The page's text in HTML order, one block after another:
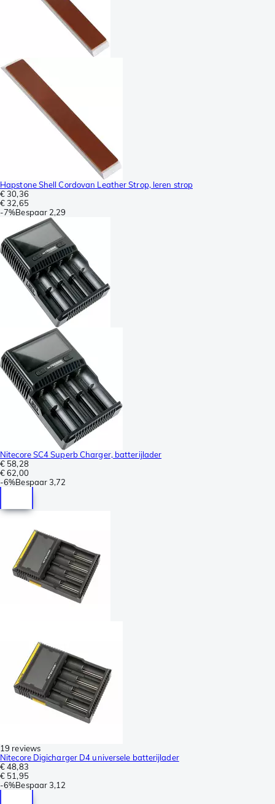
Hapstone Shell Cordovan Leather Strop, leren strop
€ 30,36
€ 32,65
-7%Bespaar 2,29
Nitecore SC4 Superb Charger, batterijlader
€ 58,28
€ 62,00
-6%Bespaar3,72
19 reviews
Nitecore Digicharger D4 universele batterijlader
€ 48,83
€ 51,95
-6%Bespaar3,12